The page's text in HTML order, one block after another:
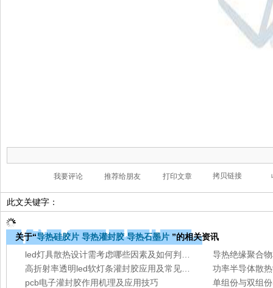
此文关键字：
关于“导热硅胶片 导热灌封胶 导热石墨片 ”的相关资讯
导热绝缘聚合
功率半导体散
pcb电子灌封胶作用机理及应用技巧
单组份与双组